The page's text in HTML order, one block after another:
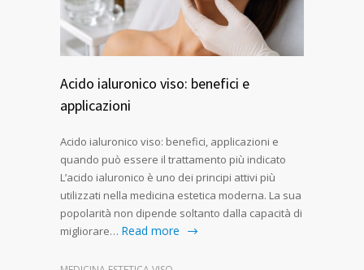
Acido ialuronico viso: benefici e
applicazioni
Acido ialuronico viso: benefici, applicazioni e
quando può essere il trattamento più indicato
L’acido ialuronico è uno dei principi attivi più
utilizzati nella medicina estetica moderna. La sua
popolarità non dipende soltanto dalla capacità di
migliorare… Read more